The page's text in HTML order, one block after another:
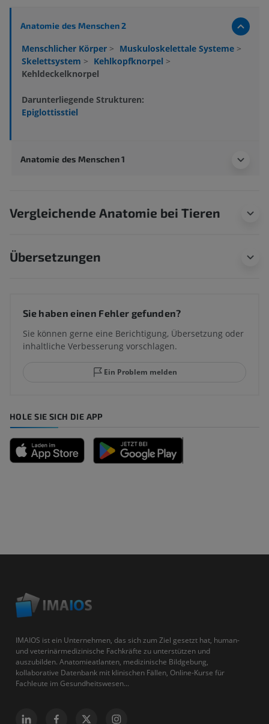
Anatomie des Menschen 2
Menschlicher Körper > Muskuloskelettale Systeme >
Skelettsystem > Kehlkopfknorpel >
Kehldeckelknorpel
Darunterliegende Strukturen:
Epiglottisstiel
Anatomie des Menschen 1
Vergleichende Anatomie bei Tieren
Übersetzungen
Sie haben einen Fehler gefunden?
Sie können gerne eine Berichtigung, Übersetzung oder
inhaltliche Verbesserung vorschlagen.
Ein Problem melden
HOLE SIE SICH DIE APP
IMAIOS ist ein Unternehmen, das sich zum Ziel gesetzt hat, human-
und veterinärmedizinische Fachkräfte zu unterstützen und
auszubilden. Anatomieatlanten, medizinische Bildgebung,
kollaborative Datenbank mit klinischen Fällen, Online-Kurse für
Fachleute im Gesundheitswesen...